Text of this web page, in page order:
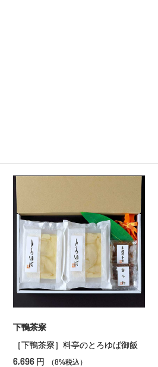
下鴨茶寮
［下鴨茶寮］料亭のとろゆば御飯
6,696 円 （8%税込）